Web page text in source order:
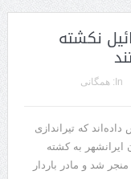
نکشته
In:
همگانی
که تیراندازی
به کشته
شد و مادر باردار